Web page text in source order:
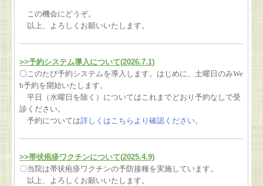
この機会にどうぞ。
以上、よろしくお願いいたします。
>>予約システム導入について(2026.7.1)
〇このたび予約システムを導入します。 はじめに、土曜日のみWe
b予約を開始いたします。
平日（水曜日を除く）についてはこれまでどおり予約なしで受
診ください。
予約については詳しくはこちらより確認ください。
>>帯状疱疹ワクチンについて(2025.4.9)
〇当院は帯状疱疹ワクチンの予防接種を実施しています。
以上、よろしくお願いいたします。